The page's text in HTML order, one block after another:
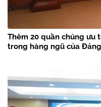
Thêm 20 quần chúng ưu
trong hàng ngũ của Đảng